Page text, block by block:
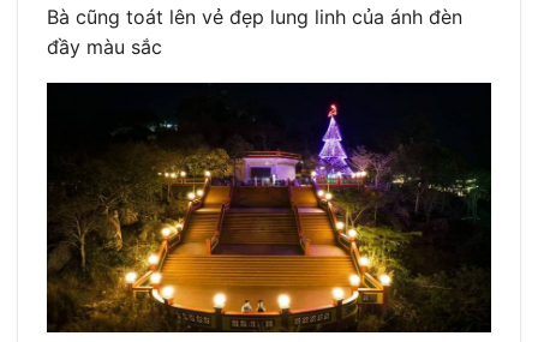
Bà cũng toát lên vẻ đẹp lung linh của ánh đèn
đầy màu sắc